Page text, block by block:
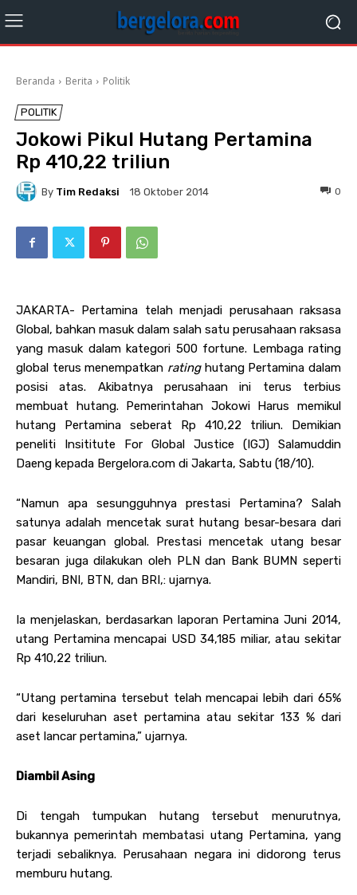
Beranda Berita Politik
POLITIK
Jokowi Pikul Hutang Pertamina
Rp 410,22 triliun
By Tim Redaksi 18 Oktober 2014 0
JAKARTA- Pertamina telah menjadi perusahaan raksasa
Global, bahkan masuk dalam salah satu perusahaan raksasa
yang masuk dalam kategori 500 fortune. Lembaga rating
global terus menempatkan ratinghutang Pertamina dalam
posisi atas. Akibatnya perusahaan ini terus terbius
membuat hutang. Pemerintahan Jokowi Harus memikul
hutang Pertamina seberat Rp 410,22 triliun. Demikian
peneliti Insititute For Global Justice (IGJ) Salamuddin
Daeng kepada Bergelora.com di Jakarta, Sabtu (18/10).
“Namun apa sesungguhnya prestasi Pertamina? Salah
satunya adalah mencetak surat hutang besar-besara dari
pasar keuangan global. Prestasi mencetak utang besar
besaran juga dilakukan oleh PLN dan Bank BUMN seperti
Mandiri, BNI, BTN, dan BRI,: ujarnya.
Ia menjelaskan, berdasarkan laporan Pertamina Juni 2014,
utang Pertamina mencapai USD 34,185 miliar, atau sekitar
Rp 410,22 triliun.
“Utang pertamina tersebut telah mencapai lebih dari 65%
dari keseluruhan aset pertamina atau sekitar 133 % dari
aset lancar pertamina,” ujarnya.
Diambil Asing
Di tengah tumpukan hutang tersebut menurutnya,
bukannya pemerintah membatasi utang Pertamina, yang
terjadi sebaliknya. Perusahaan negara ini didorong terus
memburu hutang.